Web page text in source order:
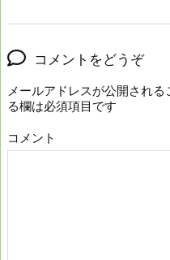
コメントをどうぞ
メールアドレスが公開される
る欄は必須項目です
コメント